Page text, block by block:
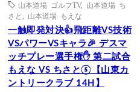
山本道場 ゴルフTV, 山本道場 ち
さと
山本道場 もえな
一触即発対決👍飛距離VS技術
VSパワーVSキャラ🎉 デスマ
ッチプレー選手権✋ 第二試合
もえな VS ちさと⑤【山東カ
ントリークラブ 14H】